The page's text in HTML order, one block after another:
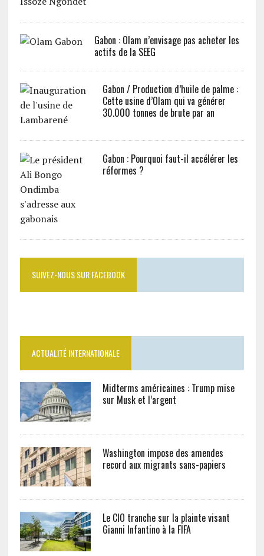
Gabon : Olam n’envisage pas acheter les
actifs de la SEEG
Gabon / Production d’huile de palme :
Cette usine d’Olam qui va générer
30.000 tonnes de brute par an
Gabon : Pourquoi faut-il accélérer les
réformes ?
SUIVEZ-NOUS SUR FACEBOOK
ACTUALITÉ INTERNATIONALE
Midterms américaines : Trump mise
sur Musk et l’argent
Washington impose des amendes
record aux migrants sans-papiers
Le CIO tranche sur la plainte visant
Gianni Infantino à la FIFA